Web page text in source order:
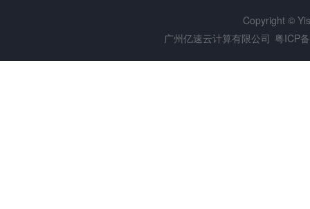
Copyright ©
广州亿速云计算有限公司 粤ICP